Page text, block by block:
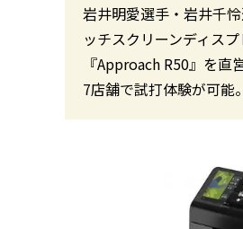
岩井明愛選手・岩井千
ッチスクリーンディス
『Approach R50』を
7店舗で試打体験が可能。